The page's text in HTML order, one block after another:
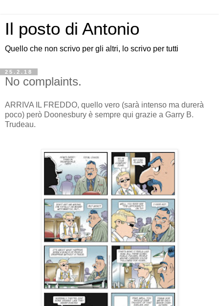
Il posto di Antonio
Quello che non scrivo per gli altri, lo scrivo per tutti
25.2.18
No complaints.
ARRIVA IL FREDDO, quello vero (sarà intenso ma durerà
poco) però Doonesbury è sempre qui grazie a Garry B.
Trudeau.